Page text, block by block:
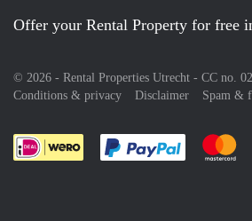
Offer your Rental Property for free
© 2026 - Rental Properties Utrecht - CC no.
Conditions & privacy
Disclaimer Spam &
Pay easily